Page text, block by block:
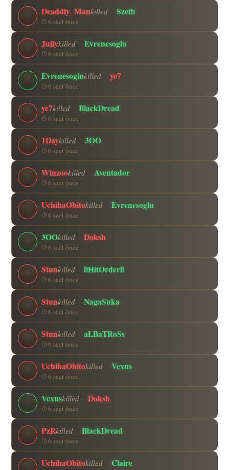
Deaddly_Mankilled Szeth
6 saat önce
Jullykilled Evrenesoglu
6 saat önce
Evrenesoglukilled ye7
6 saat önce
ye7killed BlackDread
6 saat önce
1Daykilled 3OO
6 saat önce
Winzookilled Aventador
6 saat önce
UchihaObitokilled Evrenesoglu
6 saat önce
3OOkilled Doksh
6 saat önce
Stunkilled llHitOrderll
6 saat önce
Stunkilled NagaSuka
6 saat önce
Stunkilled aLBaTRoSs
6 saat önce
UchihaObitokilled Vexus
6 saat önce
Vexuskilled Doksh
6 saat önce
PzRkilled BlackDread
6 saat önce
UchihaObitokilled Claire